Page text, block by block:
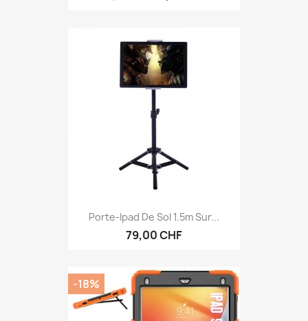
Porte-Ipad De Sol 1.5m Sur...
79,00 CHF
-18%